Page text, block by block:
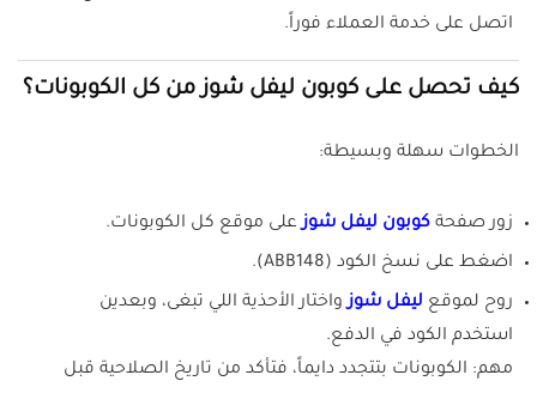
اتصل على خدمة العملاء فوراً.
كيف تحصل على كوبون ليفل شوز من كل الكوبونات؟
الخطوات سهلة وبسيطة:
زور صفحة كوبون ليفل شوزعلى موقع كل الكوبونات.
اضغط على نسخ الكود (ABB148).
روح لموقع ليفل شوزواختار الأحذية اللي تبغى، وبعدين
استخدم الكود في الدفع.
مهم: الكوبونات بتتجدد دايماً، فتأكد من تاريخ الصلاحية قبل